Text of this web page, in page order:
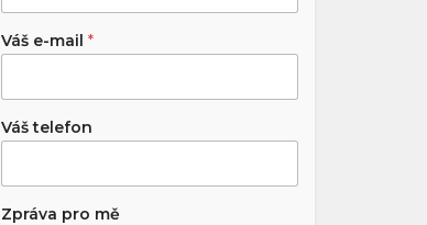
Váš e-mail *
Váš telefon
Zpráva pro mě